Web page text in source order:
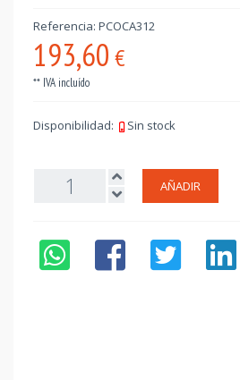
Referencia: PCOCA312
193,60 €
** IVA incluído
Disponibilidad: Sin stock
AÑADIR